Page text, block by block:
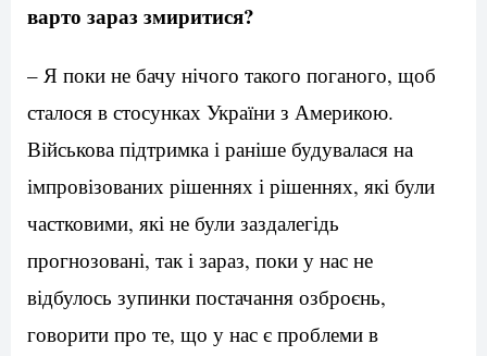
варто зараз змиритися?
– Я поки не бачу нічого такого поганого, щоб
сталося в стосунках України з Америкою.
Військова підтримка і раніше будувалася на
імпровізованих рішеннях і рішеннях, які були
частковими, які не були заздалегідь
прогнозовані, так і зараз, поки у нас не
відбулось зупинки постачання озброєнь,
говорити про те, що у нас є проблеми в